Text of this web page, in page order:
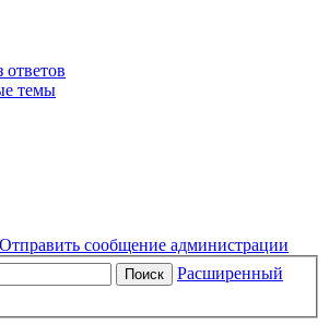
ответов
темы
Отправить сообщение администрации
Поиск
Расширенный